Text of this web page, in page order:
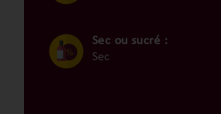
Sec ou sucré :
Sec